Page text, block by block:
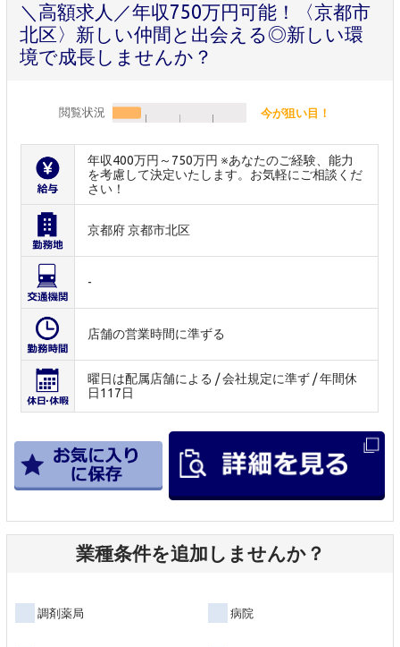
＼高額求人／年収750万円可能！〈京都市
北区〉新しい仲間と出会える◎新しい環
境で成長しませんか？
閲覧状況 今が狙い目！
年収400万円～750万円 ※あなたのご経験、能力
を考慮して決定いたします。お気軽にご相談くだ
さい！
京都府 京都市北区
-
店舗の営業時間に準ずる
曜日は配属店舗による / 会社規定に準ず / 年間休
日117日
業種条件を追加しませんか？
調剤薬局 病院